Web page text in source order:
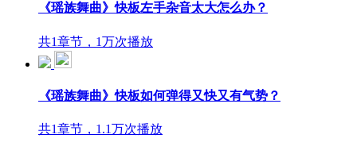
《瑶族舞曲》快板左手杂音太大怎么办？
共1章节，1万次播放
《瑶族舞曲》快板如何弹得又快又有气势？
共1章节，1.1万次播放